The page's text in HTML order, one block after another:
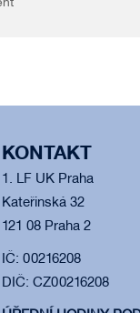
KONTAKT
1. LF UK Praha
Kateřinská 32
121 08 Praha 2
IČ: 00216208
DIČ: CZ00216208